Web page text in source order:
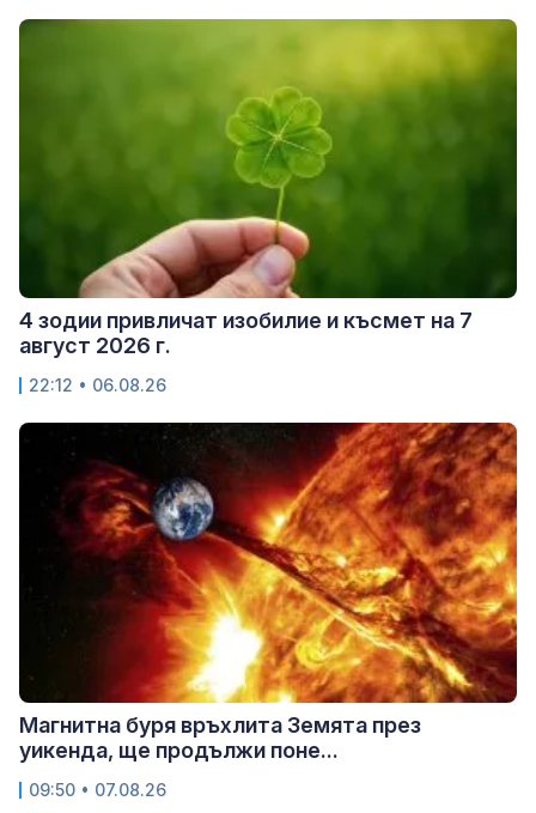
4 зодии привличат изобилие и късмет на 7
август 2026 г.
22:12 • 06.08.26
Магнитна буря връхлита Земята през
уикенда, ще продължи поне...
09:50 • 07.08.26